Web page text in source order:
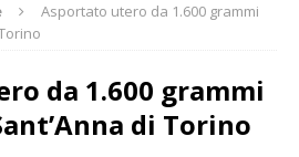
Asportato utero da 1.600 grammi
da 1.600 grammi
di Torino